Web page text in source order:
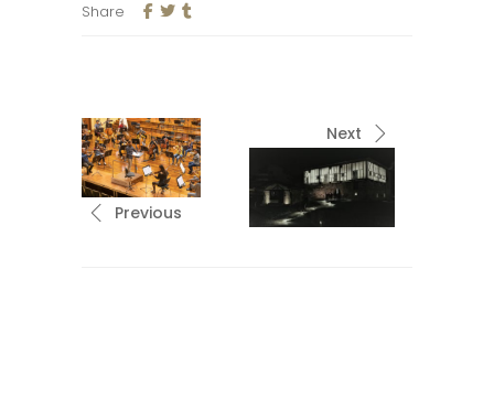
Share
Previous
Next